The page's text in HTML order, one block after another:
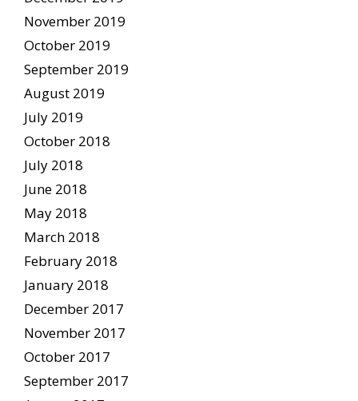
November 2019
October 2019
September 2019
August 2019
July 2019
October 2018
July 2018
June 2018
May 2018
March 2018
February 2018
January 2018
December 2017
November 2017
October 2017
September 2017